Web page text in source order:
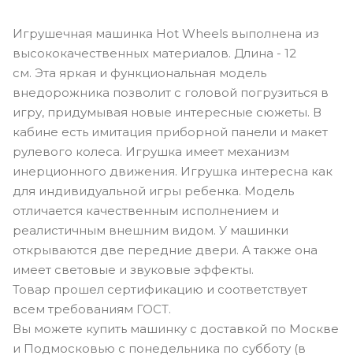
Игрушечная машинка Hot Wheels выполнена из
высококачественных материалов. Длина - 12
см. Эта яркая и функциональная модель
внедорожника позволит с головой погрузиться в
игру, придумывая новые интересные сюжеты. В
кабине есть имитация приборной панели и макет
рулевого колеса. Игрушка имеет механизм
инерционного движения. Игрушка интересна как
для индивидуальной игры ребенка. Модель
отличается качественным исполнением и
реалистичным внешним видом. У машинки
открываются две передние двери. А также она
имеет световые и звуковые эффекты.
Товар прошел сертификацию и соответствует
всем требованиям ГОСТ.
Вы можете купить машинку с доставкой по Москве
и Подмосковью с понедельника по субботу (в